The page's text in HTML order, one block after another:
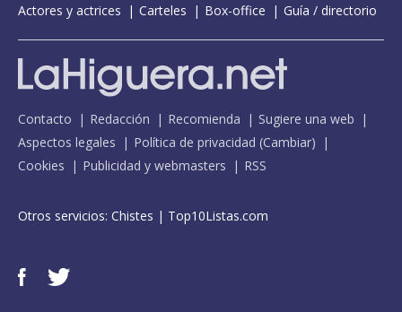
Actores y actrices
Carteles Box-office Guía / directorio
Contacto Redacción Recomienda
Sugiere una web
Aspectos legales
Política de privacidad (Cambiar)
Cookies
Publicidad y webmasters RSS
Otros servicios: Chistes | Top10Listas.com